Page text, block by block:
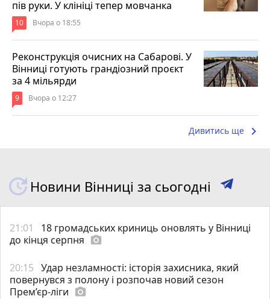
пів руки. У клініці тепер мовчанка
10 Вчора о 18:55
Реконструкція очисних на Сабарові. У
Вінниці готують грандіозний проєкт
за 4 мільярди
9 Вчора о 12:27
Дивитись ще keyboard_arrow_right
Новини Вінниці за сьогодні
21:01
18 громадських криниць оновлять у Вінниці
до кінця серпня photo_camera
20:15 Удар незламності: історія захисника, який
повернувся з полону і розпочав новий сезон
Прем’єр-ліги photo_camera